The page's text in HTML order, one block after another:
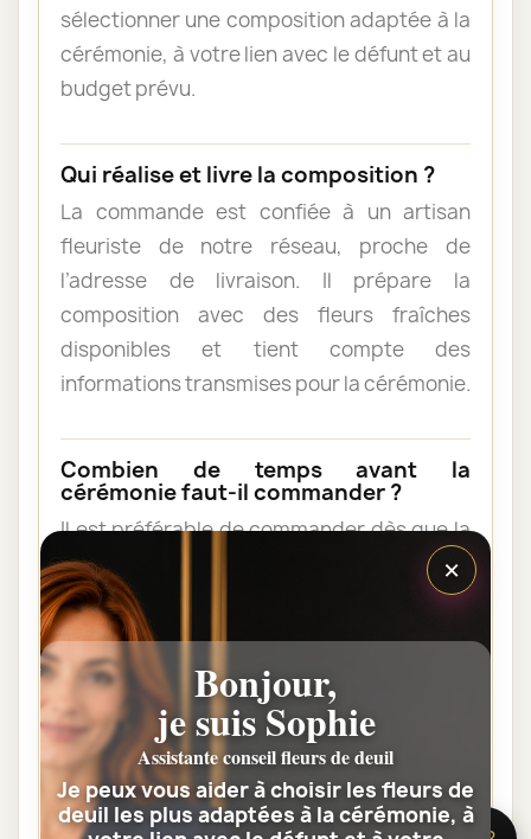
sélectionner une composition adaptée à la
cérémonie, à votre lien avec le défunt et au
budget prévu.
Qui réalise et livre la composition ?
La commande est confiée à un artisan
fleuriste de notre réseau, proche de
l’adresse de livraison. Il prépare la
composition avec des fleurs fraîches
disponibles et tient compte des
informations transmises pour la cérémonie.
Combien de temps avant la
cérémonie faut-il commander ?
Il est préférable de commander dès que la
date et l’horaire sont connus. Une
commande anticipée facilite l’organisation
et permet au fleuriste de vérifier les
contraintes du lieu de livraison.
Les fleurs peuvent-elles être livrées
au domicile de la famille ?
Oui. Une composition de condoléances
×
Bonjour,
je suis Sophie
Assistante conseil fleurs de deuil
Je peux vous aider à choisir les fleurs de
deuil les plus adaptées à la cérémonie, à